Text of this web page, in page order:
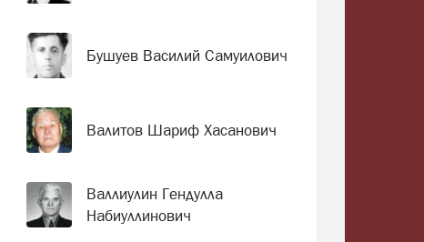
Бушуев Василий Самуилович
Валитов Шариф Хасанович
Валлиулин Гендулла
Набиуллинович